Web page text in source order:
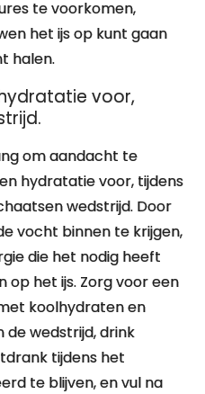
te voorkomen,
het ijs op kunt gaan
halen.
voor,
om aandacht te
hydratatie voor, tijdens
wedstrijd. Door
vocht binnen te krijgen,
die het nodig heeft
het ijs. Zorg voor een
koolhydraten en
wedstrijd, drink
tijdens het
te blijven, en vul na